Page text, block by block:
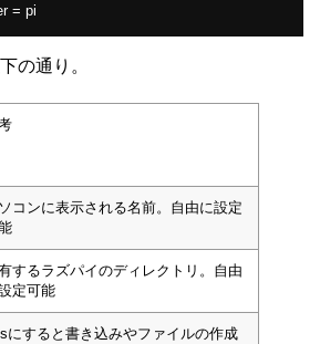
= pi
の通り。
コンに表示される名前。自由に設定
するラズパイのディレクトリ。自由
定可能
にすると書き込みやファイルの作成